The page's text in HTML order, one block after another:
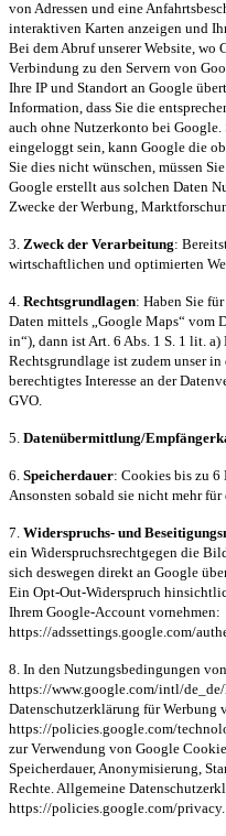
von Adressen und eine
interaktiven Karten anzeigen und
Bei dem Abruf unserer Website,
Verbindung zu den Servern von
Ihre IP und Standort an Google
Information, dass Sie die
auch ohne Nutzerkonto bei
eingeloggt sein, kann Google die
Sie dies nicht wünschen, müssen
Google erstellt aus solchen Daten
Zwecke der Werbung,
3. Zweck der Verarbeitung:
wirtschaftlichen und optimierten
4. Rechtsgrundlagen: Haben Sie
Daten mittels „Google Maps“
in“), dann ist Art. 6 Abs. 1 S. 1 lit.
Rechtsgrundlage ist zudem unser
berechtigtes Interesse an der
GVO.
5. Datenübermittlung/
6. Speicherdauer: Cookies bis zu 6
Ansonsten sobald sie nicht mehr
7. Widerspruchs- und
ein Widerspruchsrechtgegen die
sich deswegen direkt an Google
Ein Opt-Out-Widerspruch
Ihrem Google-Account vornehmen:
https://adssettings.google.com/
8. In den Nutzungsbedingungen
https://www.google.com/intl/
Datenschutzerklärung für Werbung
https://policies.google.com/
zur Verwendung von Google
Speicherdauer, Anonymisierung,
Rechte. Allgemeine
https://policies.google.com/privacy.